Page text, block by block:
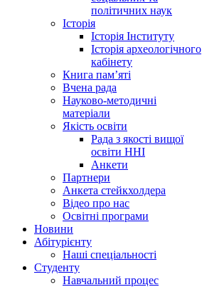
політичних наук
Історія
Історія Інституту
Історія археологічного
кабінету
Книга памʼяті
Вчена рада
Науково-методичні
матеріали
Якість освіти
Рада з якості вищої
освіти ННІ
Анкети
Партнери
Анкета стейкхолдера
Відео про нас
Освітні програми
Hовини
Абітурієнту
Наші спеціальності
Студенту
Навчальний процес